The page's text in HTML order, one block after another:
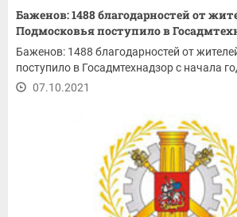
Баженов: 1488 благодарностей от
Подмосковья поступило в
Баженов: 1488 благодарностей от
поступило в Госадмтехнадзор с начала
07.10.2021